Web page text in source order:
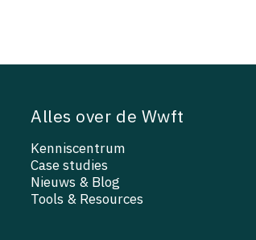
Alles over de Wwft
Kenniscentrum
Case studies
Nieuws & Blog
Tools & Resources